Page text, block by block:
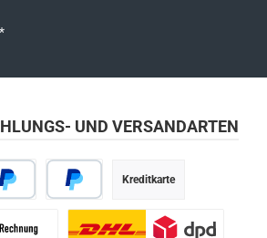
*
UND VERSANDARTEN
Später bezahlen
Kreditkarte